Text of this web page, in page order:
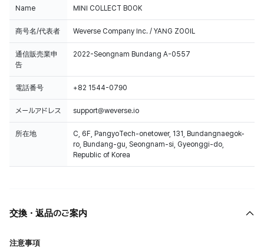
Name MINI COLLECT BOOK
商号名/代表者 Weverse Company Inc. / YANG ZOOIL
通信販売業申
告
2022-Seongnam Bundang A-0557
電話番号 +82 1544-0790
メールアドレス support@weverse.io
所在地
C, 6F, PangyoTech-onetower, 131, Bundangnaegok-
ro, Bundang-gu, Seongnam-si, Gyeonggi-do,
Republic of Korea
交換・返品のご案内
注意事項